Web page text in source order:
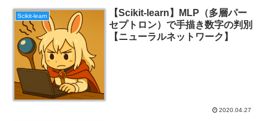
Scikit-learn
【Scikit-learn】MLP（多層パー
セプトロン）で手描き数字の判別
【ニューラルネットワーク】
2020.04.27